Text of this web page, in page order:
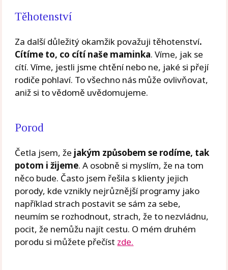
Těhotenství
Za další důležitý okamžik považuji těhotenství.
Cítíme to, co cítí naše maminka. Víme, jak se
cítí. Víme, jestli jsme chtění nebo ne, jaké si přejí
rodiče pohlaví. To všechno nás může ovlivňovat,
aniž si to vědomě uvědomujeme.
Porod
Četla jsem, že jakým způsobem se rodíme, tak
potom i žijeme. A osobně si myslím, že na tom
něco bude. Často jsem řešila s klienty jejich
porody, kde vznikly nejrůznější programy jako
například strach postavit se sám za sebe,
neumím se rozhodnout, strach, že to nezvládnu,
pocit, že nemůžu najít cestu. O mém druhém
porodu si můžete přečíst zde.